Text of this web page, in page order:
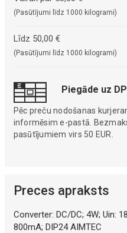
(Pasūtījumi līdz 1000 kilogrami)
Līdz 50,00 €
(Pasūtījumi līdz 1000 kilogrami)
Piegāde uz
Pēc preču nodošanas
informēsim e-pastā.
pasūtījumiem virs 50 EUR.
Preces apraksts
Converter: DC/DC; 4W; Uin:
800mA; DIP24 AIMTEC